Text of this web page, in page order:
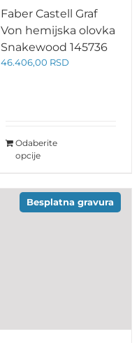
Faber Castell Graf
Von hemijska olovka
Snakewood 145736
46.406,00 RSD
Odaberite
opcije
Besplatna gravura